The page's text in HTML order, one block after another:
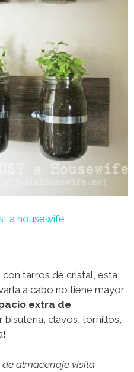
a housewife
tarros de cristal, esta
a cabo no tiene mayor
extra de
bisutería, clavos, tornillos,
almacenaje visita